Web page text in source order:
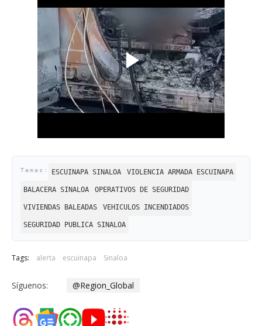
ESCUINAPA SINALOA VIOLENCIA ARMADA ESCUINAPA
BALACERA SINALOA OPERATIVOS DE SEGURIDAD
VIVIENDAS BALEADAS VEHICULOS INCENDIADOS
SEGURIDAD PUBLICA SINALOA
Tags: alerta escuinapa Sinaloa
Síguenos: @Region_Global